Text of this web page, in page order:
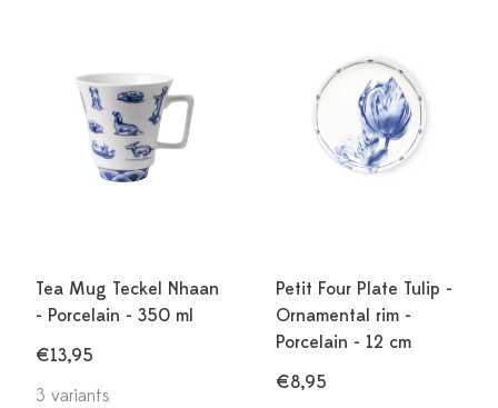
Tea Mug Teckel Nhaan
- Porcelain - 350 ml
€13,95
3 variants
Petit Four Plate Tulip -
Ornamental rim -
Porcelain - 12 cm
€8,95